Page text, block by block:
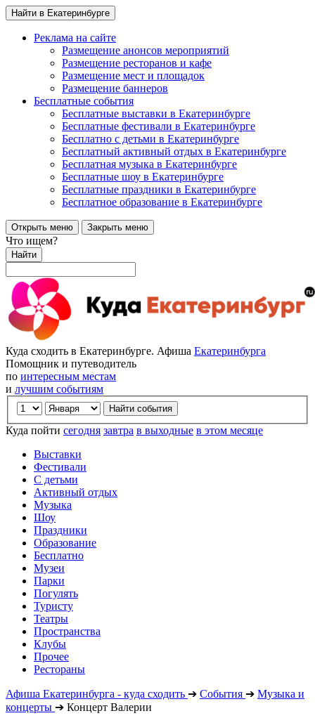
Найти в Екатеринбурге
Реклама на сайте
Размещение анонсов мероприятий
Размещение ресторанов и кафе
Размещение мест и площадок
Размещение баннеров
Бесплатные события
Бесплатные выставки в Екатеринбурге
Бесплатные фестивали в Екатеринбурге
Бесплатно с детьми в Екатеринбурге
Бесплатный активный отдых в Екатеринбурге
Бесплатная музыка в Екатеринбурге
Бесплатные шоу в Екатеринбурге
Бесплатные праздники в Екатеринбурге
Бесплатное образование в Екатеринбурге
Открыть меню Закрыть меню
Что ищем?
Найти
Куда сходить в Екатеринбурге. Афиша Екатеринбурга
Помощник и путеводитель
по интересным местам
и лучшим событиям
Куда пойти сегодня завтра в выходные в этом месяце
Выставки
Фестивали
С детьми
Активный отдых
Музыка
Шоу
Праздники
Образование
Бесплатно
Музеи
Парки
Погулять
Туристу
Театры
Пространства
Клубы
Прочее
Рестораны
Афиша Екатеринбурга - куда сходить ➔ События ➔ Музыка и
концерты ➔ Концерт Валерии